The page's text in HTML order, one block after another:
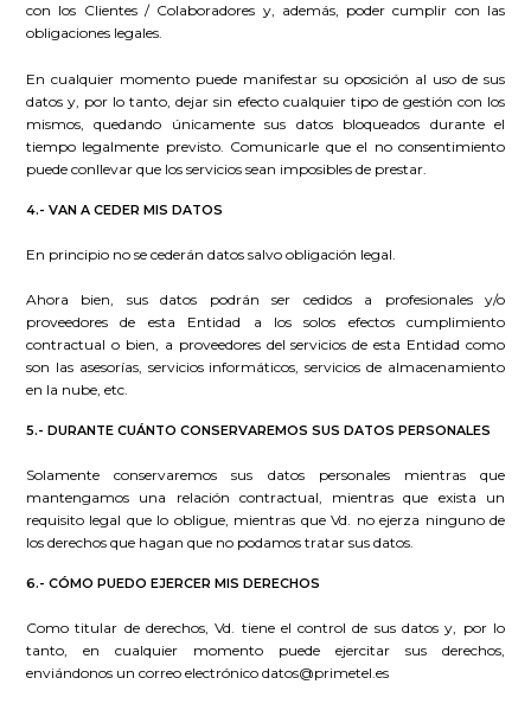
con los Clientes / Colaboradores y, además, poder cumplir con las
obligaciones legales.
En cualquier momento puede manifestar su oposición al uso de sus
datos y, por lo tanto, dejar sin efecto cualquier tipo de gestión con los
mismos, quedando únicamente sus datos bloqueados durante el
tiempo legalmente previsto. Comunicarle que el no consentimiento
puede conllevar que los servicios sean imposibles de prestar.
4.- VAN A CEDER MIS DATOS
En principio no se cederán datos salvo obligación legal.
Ahora bien, sus datos podrán ser cedidos a profesionales y/o
proveedores de esta Entidad a los solos efectos cumplimiento
contractual o bien, a proveedores del servicios de esta Entidad como
son las asesorías, servicios informáticos, servicios de almacenamiento
en la nube, etc.
5.- DURANTE CUÁNTO CONSERVAREMOS SUS DATOS PERSONALES
Solamente conservaremos sus datos personales mientras que
mantengamos una relación contractual, mientras que exista un
requisito legal que lo obligue, mientras que Vd. no ejerza ninguno de
los derechos que hagan que no podamos tratar sus datos.
6.- CÓMO PUEDO EJERCER MIS DERECHOS
Como titular de derechos, Vd. tiene el control de sus datos y, por lo
tanto, en cualquier momento puede ejercitar sus derechos,
enviándonos un correo electrónico datos@primetel.es